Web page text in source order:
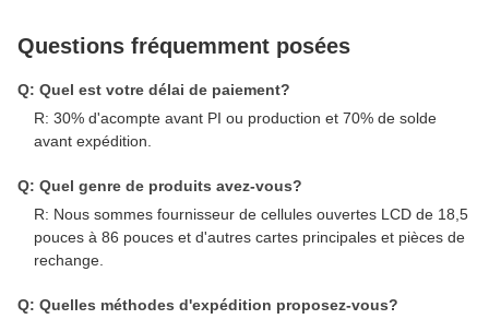
Questions fréquemment posées
Q: Quel est votre délai de paiement?
R: 30% d'acompte avant PI ou production et 70% de solde
avant expédition.
Q: Quel genre de produits avez-vous?
R: Nous sommes fournisseur de cellules ouvertes LCD de 18,5
pouces à 86 pouces et d'autres cartes principales et pièces de
rechange.
Q: Quelles méthodes d'expédition proposez-vous?